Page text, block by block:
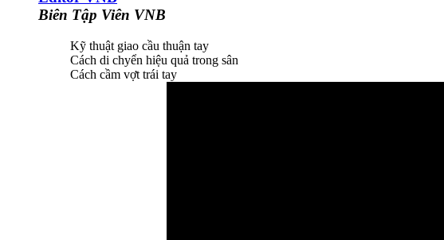
Biên Tập Viên VNB
Kỹ thuật giao cầu thuận tay
Cách di chyển hiệu quả trong sân
Cách cầm vợt trái tay